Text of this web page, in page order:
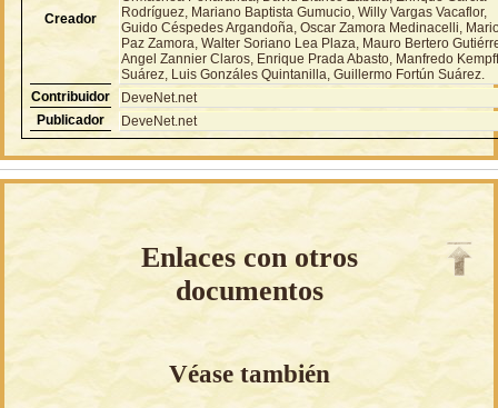
Creador
Rodríguez, Mariano Baptista Gumucio, Willy Vargas Vacaflor,
Guido Céspedes Argandoña, Oscar Zamora Medinacelli,
Paz Zamora, Walter Soriano Lea Plaza, Mauro Bertero
Angel Zannier Claros, Enrique Prada Abasto, Manfredo
Suárez, Luis Gonzáles Quintanilla, Guillermo Fortún Suárez.
Contribuidor
DeveNet.net
Publicador
DeveNet.net
Enlaces con otros
documentos
Véase también